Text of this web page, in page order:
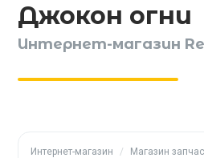
Джокон огни
Интернет-магазин
Интернет-магазин / Магазин